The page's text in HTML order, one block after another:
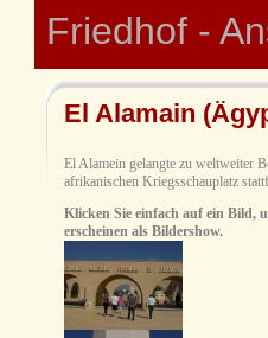
Friedhof -
El Alamain
El Alamein gelangte zu weltweiter
afrikanischen Kriegsschauplatz
Klicken Sie einfach auf ein Bild,
erscheinen als Bildershow.